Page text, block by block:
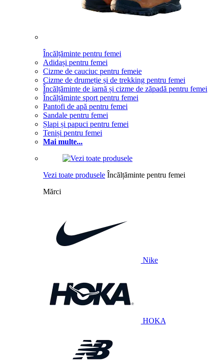
Încălțăminte pentru femei
Adidași pentru femei
Cizme de cauciuc pentru femeie
Cizme de drumeție și de trekking pentru femei
Încălțăminte de iarnă și cizme de zăpadă pentru femei
Încălțăminte sport pentru femei
Pantofi de apă pentru femei
Sandale pentru femei
Șlapi și papuci pentru femei
Teniși pentru femei
Mai multe...
Vezi toate produsele Încălțăminte pentru femei
Mărci
Nike
HOKA